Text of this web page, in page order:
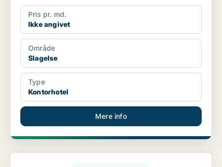
Pris pr. md.
Ikke angivet
Område
Slagelse
Type
Kontorhotel
Mere info